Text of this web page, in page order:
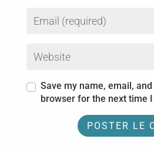
Save my name, email,
browser for the next time